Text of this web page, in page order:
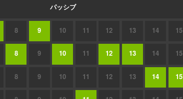
パッシブ
8 9 10 11 12 13 14 15
8 9 10 11 12 13 14 15
8 9 10 11 12 13 14 15